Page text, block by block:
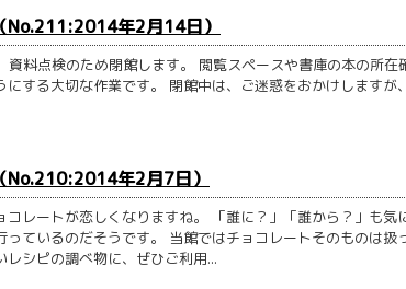
No.211:2014年2月14日）
料点検のため閉館します。 閲覧スペースや書庫の本の所
する大切な作業です。 閉館中は、ご迷惑をおかけしますが
No.210:2014年2月7日）
レートが恋しくなりますね。 「誰に？」「誰から？」も
ているのだそうです。 当館ではチョコレートそのものは
シピの調べ物に、ぜひご利用...